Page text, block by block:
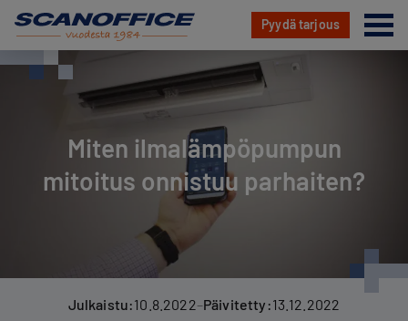
sisältöön
Pyydä tarjous
Miten ilmalämpöpumpun
mitoitus onnistuu parhaiten?
Julkaistu:10.8.2022–Päivitetty:13.12.2022